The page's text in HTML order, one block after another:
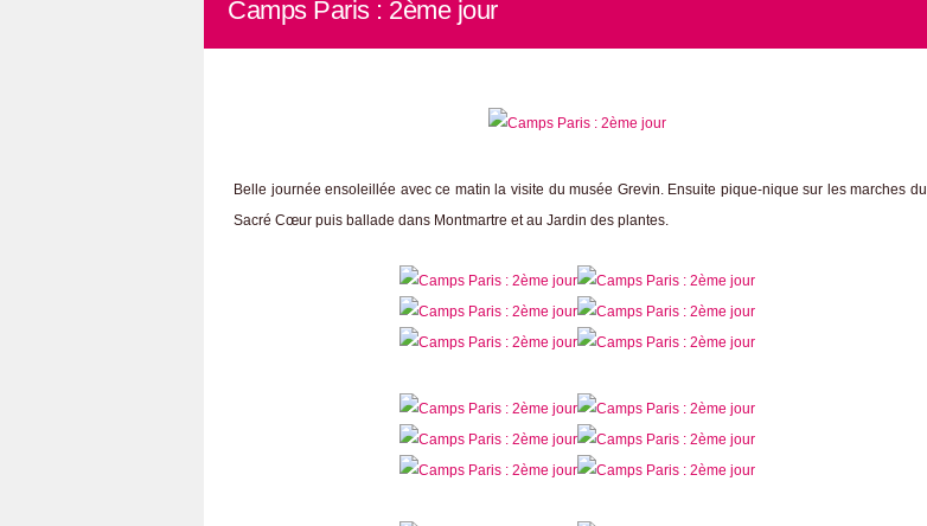
Camps Paris : 2ème jour
Belle journée ensoleillée avec ce matin la visite du musée Grevin. Ensuite pique-nique sur les marches du
Sacré Cœur puis ballade dans Montmartre et au Jardin des plantes.